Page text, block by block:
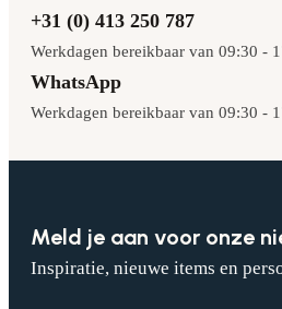
+31 (0) 413 250 787
Werkdagen bereikbaar van 09:30 -
WhatsApp
Werkdagen bereikbaar van 09:30 -
Meld je aan voor onze
Inspiratie, nieuwe items en